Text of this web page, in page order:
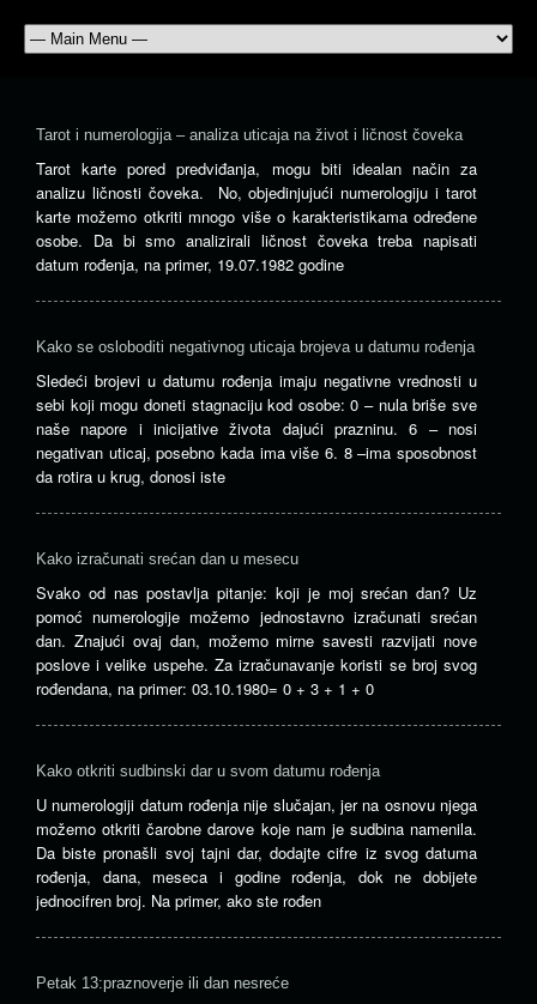
Tarot i numerologija – analiza uticaja na život i ličnost čoveka
Tarot karte pored predviđanja, mogu biti idealan način za
analizu ličnosti čoveka. No, objedinjujući numerologiju i tarot
karte možemo otkriti mnogo više o karakteristikama određene
osobe. Da bi smo analizirali ličnost čoveka treba napisati
datum rođenja, na primer, 19.07.1982 godine
Kako se osloboditi negativnog uticaja brojeva u datumu rođenja
Sledeći brojevi u datumu rođenja imaju negativne vrednosti u
sebi koji mogu doneti stagnaciju kod osobe: 0 – nula briše sve
naše napore i inicijative života dajući prazninu. 6 – nosi
negativan uticaj, posebno kada ima više 6. 8 –ima sposobnost
da rotira u krug, donosi iste
Kako izračunati srećan dan u mesecu
Svako od nas postavlja pitanje: koji je moj srećan dan? Uz
pomoć numerologije možemo jednostavno izračunati srećan
dan. Znajući ovaj dan, možemo mirne savesti razvijati nove
poslove i velike uspehe. Za izračunavanje koristi se broj svog
rođendana, na primer: 03.10.1980= 0 + 3 + 1 + 0
Kako otkriti sudbinski dar u svom datumu rođenja
U numerologiji datum rođenja nije slučajan, jer na osnovu njega
možemo otkriti čarobne darove koje nam je sudbina namenila.
Da biste pronašli svoj tajni dar, dodajte cifre iz svog datuma
rođenja, dana, meseca i godine rođenja, dok ne dobijete
jednocifren broj. Na primer, ako ste rođen
Petak 13:praznoverje ili dan nesreće